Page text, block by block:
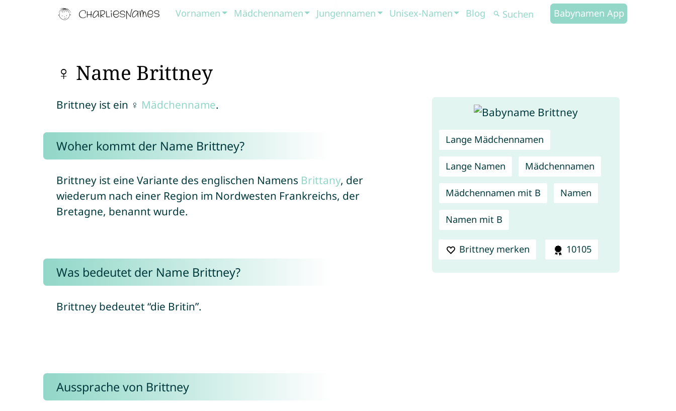
Vornamen Mädchennamen Jungennamen Unisex-Namen Blog Babynamen App
♀ Name Brittney
Lange Mädchennamen
Lange Namen Mädchennamen
Mädchennamen mit B Namen
Namen mit B
Brittney merken 10105
Brittney ist ein ♀ Mädchenname.
Woher kommt der Name Brittney?
Brittney ist eine Variante des englischen Namens Brittany, der
wiederum nach einer Region im Nordwesten Frankreichs, der
Bretagne, benannt wurde.
Was bedeutet der Name Brittney?
Brittney bedeutet “die Britin”.
Aussprache von Brittney